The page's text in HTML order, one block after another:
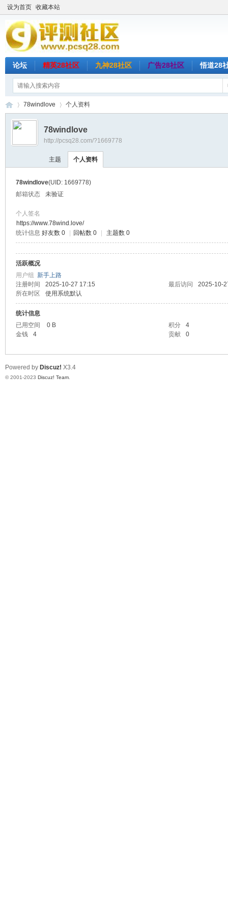
设为首页 收藏本站
论坛 精英28社区 九神28社区 广告28社区 悟道28
›
78windlove 个人资料
78windlove
http://pcsq28.com/?1669778
主题 个人资料
78windlove(UID: 1669778)
邮箱状态
未验证
个人签名
https://www.78wind.love/
统计信息 好友数 0 回帖数 0 主题数 0
活跃概况
用户组 新手上路
注册时间
2025-10-27 17:15 最后访问
2025-10-
所在时区
使用系统默认
统计信息
已用空间
0 B 积分
4
金钱
4 贡献 0
Powered by Discuz! X3.4
© 2001-2023 Discuz! Team